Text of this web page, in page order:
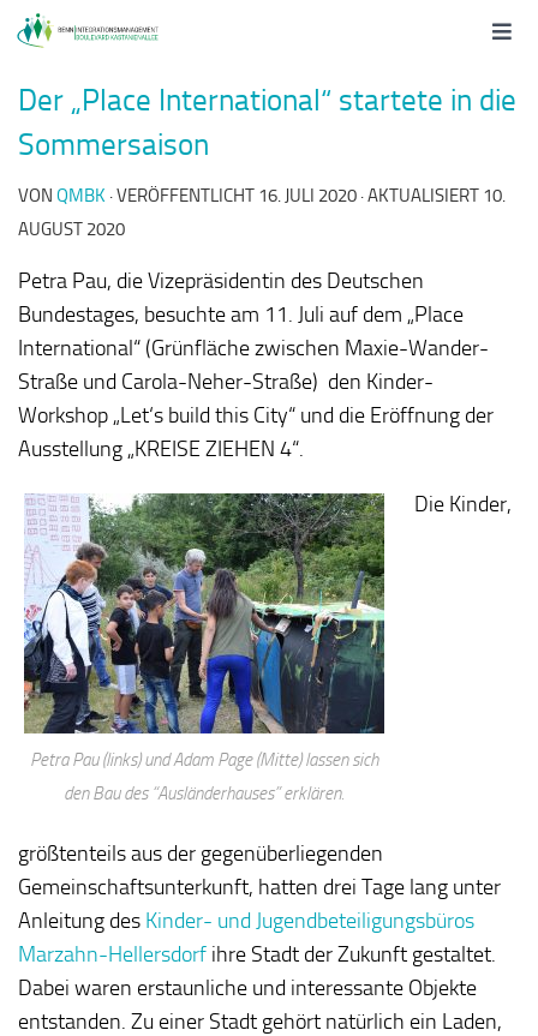
Der „Place International“ startete in die
Sommersaison
VON QMBK · VERÖFFENTLICHT 16. JULI 2020 · AKTUALISIERT 10.
AUGUST 2020
Petra Pau, die Vizepräsidentin des Deutschen
Bundestages, besuchte am 11. Juli auf dem „Place
International“ (Grünfläche zwischen Maxie-Wander-
Straße und Carola-Neher-Straße) den Kinder-
Workshop „Let‘s build this City“ und die Eröffnung der
Ausstellung „KREISE ZIEHEN 4“.
Petra Pau (links) und Adam Page (Mitte) lassen sich
den Bau des “Ausländerhauses” erklären.
Die Kinder,
größtenteils aus der gegenüberliegenden
Gemeinschaftsunterkunft, hatten drei Tage lang unter
Anleitung des Kinder- und Jugendbeteiligungsbüros
Marzahn-Hellersdorf ihre Stadt der Zukunft gestaltet.
Dabei waren erstaunliche und interessante Objekte
entstanden. Zu einer Stadt gehört natürlich ein Laden,